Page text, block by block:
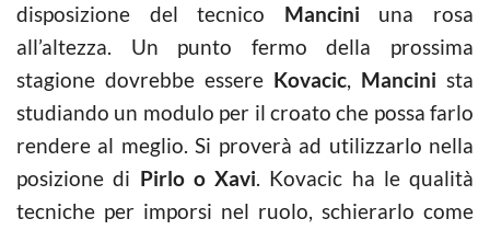
disposizione del tecnico Mancini una rosa
all’altezza. Un punto fermo della prossima
stagione dovrebbe essere Kovacic, Mancini sta
studiando un modulo per il croato che possa farlo
rendere al meglio. Si proverà ad utilizzarlo nella
posizione di Pirlo o Xavi. Kovacic ha le qualità
tecniche per imporsi nel ruolo, schierarlo come